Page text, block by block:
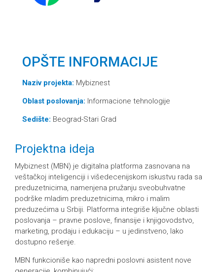
OPŠTE INFORMACIJE
Naziv projekta: Mybiznest
Oblast poslovanja: Informacione tehnologije
Sedište: Beograd-Stari Grad
Projektna ideja
Mybiznest (MBN) je digitalna platforma zasnovana na
veštačkoj inteligenciji i višedecenijskom iskustvu rada sa
preduzetnicima, namenjena pružanju sveobuhvatne
podrške mladim preduzetnicima, mikro i malim
preduzećima u Srbiji. Platforma integriše ključne oblasti
poslovanja – pravne poslove, finansije i knjigovodstvo,
marketing, prodaju i edukaciju – u jedinstveno, lako
dostupno rešenje.
MBN funkcioniše kao napredni poslovni asistent nove